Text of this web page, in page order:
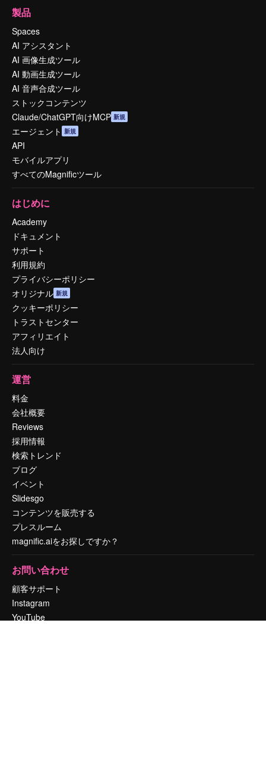
製品
Spaces
AI アシスタント
AI 画像生成ツール
AI 動画生成ツール
AI 音声合成ツール
ストックコンテンツ
Claude/ChatGPT向けMCP 新規
エージェント 新規
API
モバイルアプリ
すべてのMagnificツール
はじめに
Academy
ドキュメント
サポート
利用規約
プライバシーポリシー
オリジナル 新規
クッキーポリシー
トラストセンター
アフィリエイト
法人向け
運営
料金
会社概要
Reviews
採用情報
検索トレンド
ブログ
イベント
Slidesgo
コンテンツを販売する
プレスルーム
magnific.aiをお探しですか？
お問い合わせ
顧客サポート
Instagram
YouTube